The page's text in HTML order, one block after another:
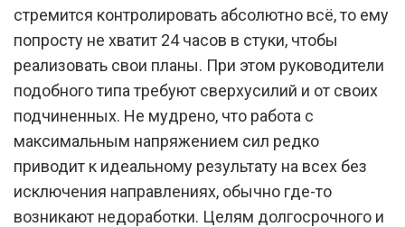
стремится контролировать абсолютно всё, то ему
попросту не хватит 24 часов в стуки, чтобы
реализовать свои планы. При этом руководители
подобного типа требуют сверхусилий и от своих
подчиненных. Не мудрено, что работа с
максимальным напряжением сил редко
приводит к идеальному результату на всех без
исключения направлениях, обычно где-то
возникают недоработки. Целям долгосрочного и